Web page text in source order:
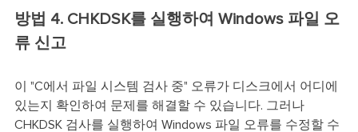
방법 4. CHKDSK를 실행하여 Windows 파일 오
류 신고
이 "C에서 파일 시스템 검사 중" 오류가 디스크에서 어디에
있는지 확인하여 문제를 해결할 수 있습니다. 그러나
CHKDSK 검사를 실행하여 Windows 파일 오류를 수정할 수